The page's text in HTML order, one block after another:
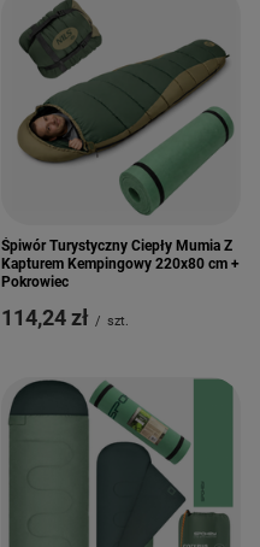
Śpiwór Turystyczny Ciepły Mumia Z
Kapturem Kempingowy 220x80 cm +
Pokrowiec
114,24 zł / szt.